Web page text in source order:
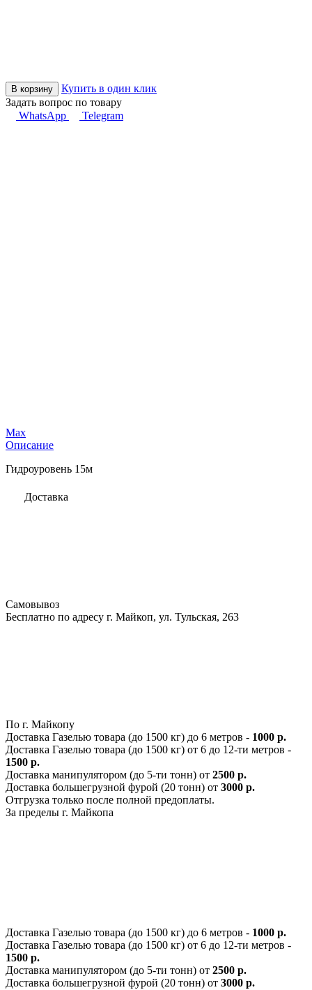
В корзину
Купить в один клик
Задать вопрос по товару
WhatsApp
Telegram
Max
Описание
Гидроуровень 15м
Доставка
Самовывоз
Бесплатно по адресу г. Майкоп, ул. Тульская, 263
По г. Майкопу
Доставка Газелью товара (до 1500 кг) до 6 метров - 1000 р.
Доставка Газелью товара (до 1500 кг) от 6 до 12-ти метров -
1500 р.
Доставка манипулятором (до 5-ти тонн) от 2500 р.
Доставка большегрузной фурой (20 тонн) от 3000 р.
Отгрузка только после полной предоплаты.
За пределы г. Майкопа
Доставка Газелью товара (до 1500 кг) до 6 метров - 1000 р.
Доставка Газелью товара (до 1500 кг) от 6 до 12-ти метров -
1500 р.
Доставка манипулятором (до 5-ти тонн) от 2500 р.
Доставка большегрузной фурой (20 тонн) от 3000 р.